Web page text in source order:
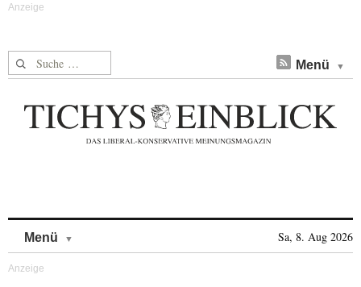
Suche nach: Menü
Menü Sa, 8. Aug 2026